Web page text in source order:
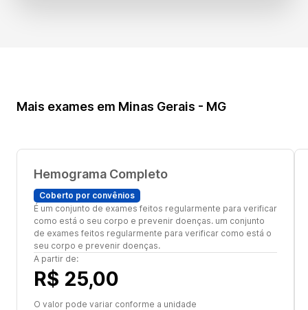
Mais exames em Minas Gerais - MG
Hemograma Completo
Coberto por convênios
É um conjunto de exames feitos regularmente para verificar
como está o seu corpo e prevenir doenças. um conjunto
de exames feitos regularmente para verificar como está o
seu corpo e prevenir doenças.
A partir de:
R$ 25,00
O valor pode variar conforme a unidade